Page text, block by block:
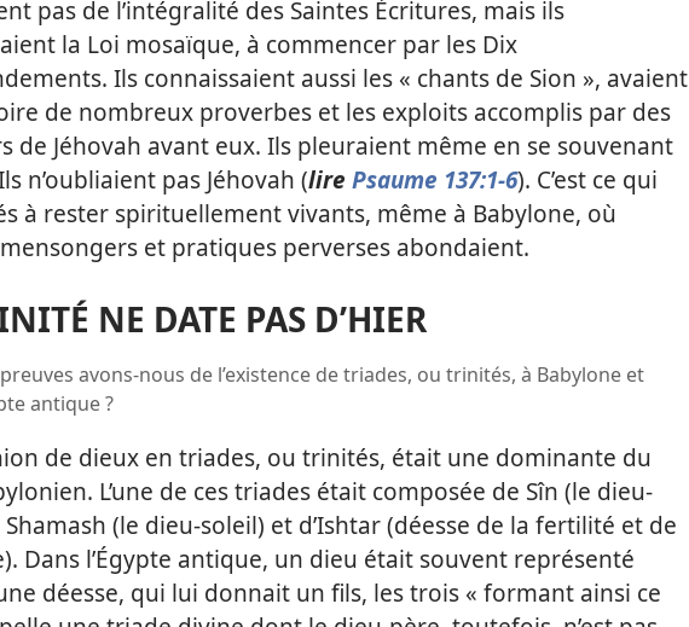
pas de l’intégralité des Saintes Écritures, mais ils
la Loi mosaïque, à commencer par les Dix
Ils connaissaient aussi les « chants de Sion », avaient
de nombreux proverbes et les exploits accomplis par des
de Jéhovah avant eux. Ils pleuraient même en se souvenant
n’oubliaient pas Jéhovah (lire Psaume 137:1-6). C’est ce qui
à rester spirituellement vivants, même à Babylone, où
et pratiques perverses abondaient.
NE DATE PAS D’HIER
avons-nous de l’existence de triades, ou trinités, à Babylone et
antique ?
de dieux en triades, ou trinités, était une dominante du
L’une de ces triades était composée de Sîn (le dieu-
(le dieu-soleil) et d’Ishtar (déesse de la fertilité et de
Dans l’Égypte antique, un dieu était souvent représenté
déesse, qui lui donnait un fils, les trois « formant ainsi ce